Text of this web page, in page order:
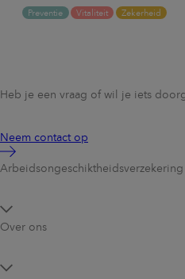
Preventie Vitaliteit Zekerheid
Heb je een vraag of wil je iets
Neem contact op
Arbeidsongeschikt­heidsverzekering
Over ons